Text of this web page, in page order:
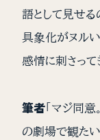
語として見せ
具象化がヌルい
感情に刺さって
筆者「マジ同
の劇場で観た